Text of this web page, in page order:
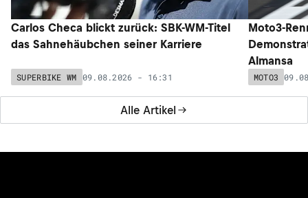
Alle Artikel
Carlos Checa blickt zurück: SBK-WM-Titel
das Sahnehäubchen seiner Karriere
SUPERBIKE WM 09.08.2026 - 16:31
Moto3-
Almansa
MOTO3